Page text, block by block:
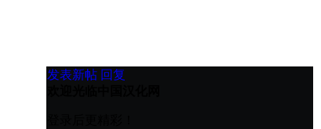
发表新帖 回复